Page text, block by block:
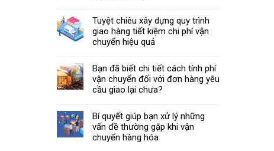
Tuyệt chiêu xây dựng quy trình
giao hàng tiết kiệm chi phí vận
chuyển hiệu quả
Bạn đã biết chi tiết cách tính phí
vận chuyển đối với đơn hàng yêu
cầu giao lại chưa?
Bí quyết giúp bạn xử lý những
vấn đề thường gặp khi vận
chuyển hàng hóa